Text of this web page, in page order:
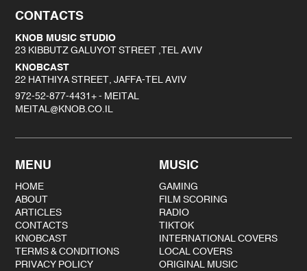
CONTACTS
KNOB MUSIC STUDIO
23 KIBBUTZ GALUYOT STREET ,TEL AVIV
KNOBCAST
22 HATHIYA STREET, JAFFA-TEL AVIV
972-52-877-4431+ - MEITAL
MEITAL@KNOB.CO.IL
MENU
HOME
ABOUT
ARTICLES
CONTACTS
KNOBCAST
TERMS & CONDITIONS
PRIVACY POLICY
MUSIC
ORIGINAL MUSIC
LOCAL COVERS
INTERNATIONAL COVERS
TIKTOK
RADIO
FILM SCORING
GAMING